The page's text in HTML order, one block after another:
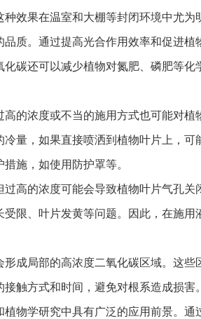
效果在温室和大棚等封闭环境中尤为
。通过提高光合作用效率和促进植
碳还可以减少植物对氮肥、磷肥等化
浓度或不当的施用方式也可能对植
，如果直接喷洒到植物叶片上，可
施，如使用防护罩等。
的浓度可能会导致植物叶片气孔关
限、叶片发黄等问题。因此，在施
局部的高浓度二氧化碳区域。这些
触方式和时间，避免对根系造成损害。
学研究中具有广泛的应用前景。通